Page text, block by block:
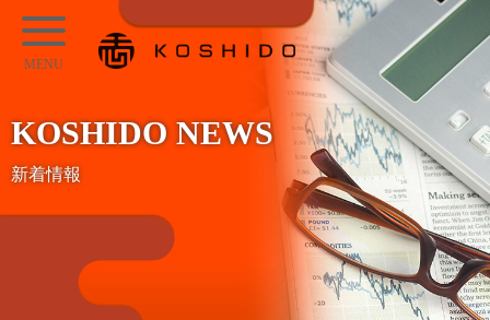
コ
ン
テ
ン
KOSHIDO
メ
ュ
ー
KOSHIDO NEWS
新着情報